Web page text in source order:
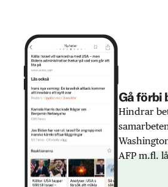
Gå förbi
Hindrar
AFP m.fl.